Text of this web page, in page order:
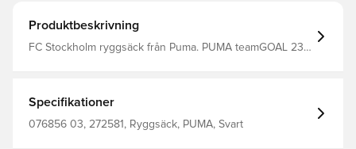
Produktbeskrivning
FC Stockholm ryggsäck från Puma. PUMA teamGOAL 23
huvudfacket och ett separat fack för förvaring av
fotbollsskor Mått: bredd 38 cm, höjd 49 cm höjd, djup 14
cm Material: 100 % polyester
Specifikationer
076856 03, 272581, Ryggsäck, PUMA, Svart